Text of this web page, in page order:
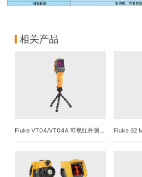
相关产品
Fluke VT04/VT04A 可视红外测温仪